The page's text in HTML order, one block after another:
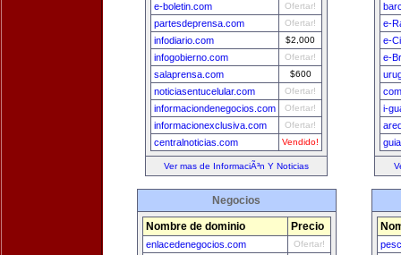
e-boletin.com Ofertar!
partesdeprensa.com Ofertar!
infodiario.com $2,000
infogobierno.com Ofertar!
salaprensa.com $600
noticiasentucelular.com Ofertar!
informaciondenegocios.com Ofertar!
informacionexclusiva.com Ofertar!
centralnoticias.com Vendido!
Ver mas de InformaciÃ³n Y Noticias
e-
e-
e-
i-
Negocios
Nombre de dominio Precio
enlacedenegocios.com Ofertar!